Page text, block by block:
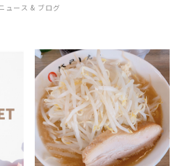
ュース & ブログ